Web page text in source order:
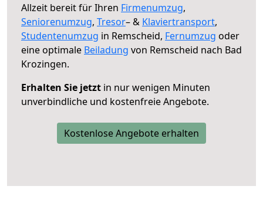
Allzeit bereit für Ihren Firmenumzug,
Seniorenumzug, Tresor– & Klaviertransport,
Studentenumzug in Remscheid, Fernumzug oder
eine optimale Beiladung von Remscheid nach Bad
Krozingen.
Erhalten Sie jetzt in nur wenigen Minuten
unverbindliche und kostenfreie Angebote.
Kostenlose Angebote erhalten